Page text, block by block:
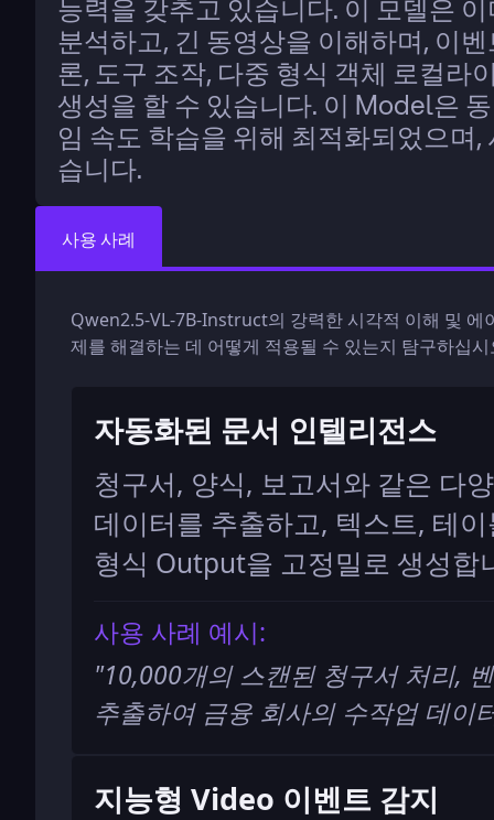
능력을 갖추고 있습니다. 이 모델은
분석하고, 긴 동영상을 이해하며, 이
론, 도구 조작, 다중 형식 객체 로컬
생성을 할 수 있습니다. 이 Model은
임 속도 학습을 위해 최적화되었으며
습니다.
사용 사례
Qwen2.5-VL-7B-Instruct의 강력한 시각적 이해 및 에
제를 해결하는 데 어떻게 적용될 수 있는지 탐구하십시
자동화된 문서 인텔리전스
청구서, 양식, 보고서와 같은 다
데이터를 추출하고, 텍스트, 테
형식 Output을 고정밀로 생성합
사용 사례 예시:
"10,000개의 스캔된 청구서 처리,
추출하여 금융 회사의 수작업 데이
지능형 Video 이벤트 감지